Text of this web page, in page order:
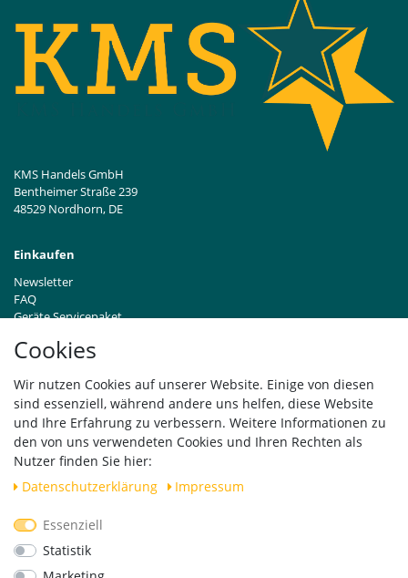
Cookies
Wir nutzen Cookies auf unserer Website. Einige von diesen
sind essenziell, während andere uns helfen, diese Website
und Ihre Erfahrung zu verbessern. Weitere Informationen zu
den von uns verwendeten Cookies und Ihren Rechten als
Nutzer finden Sie hier:
Daten­schutz­erklärung
Impressum
Essenziell
Statistik
KMS Handels GmbH
Bentheimer Straße 239
48529 Nordhorn, DE
Einkaufen
Newsletter
FAQ
Geräte Servicepaket
Händleranfragen B2B
Widerrufsrecht
Vertrag widerrufen
Versand
Geprüfte Sicherheit